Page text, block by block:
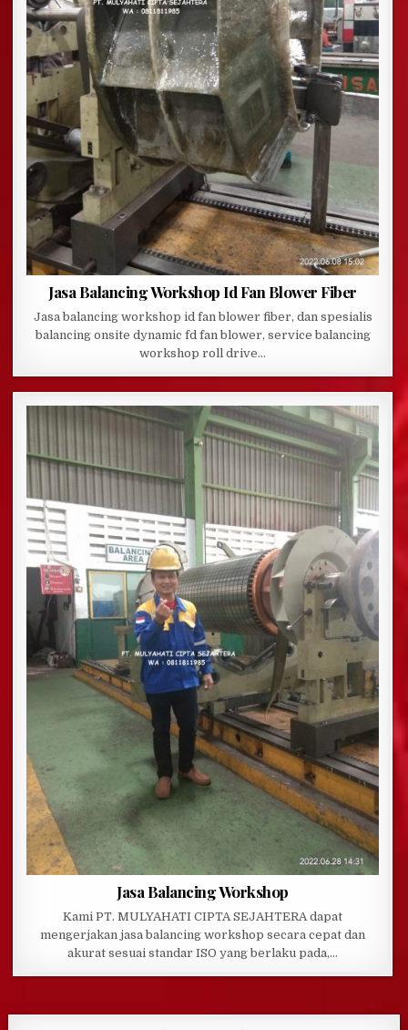
Jasa Balancing Workshop Id Fan Blower Fiber
Jasa balancing workshop id fan blower fiber, dan spesialis
balancing onsite dynamic fd fan blower, service balancing
workshop roll drive…
Jasa Balancing Workshop
Kami PT. MULYAHATI CIPTA SEJAHTERA dapat
mengerjakan jasa balancing workshop secara cepat dan
akurat sesuai standar ISO yang berlaku pada,…